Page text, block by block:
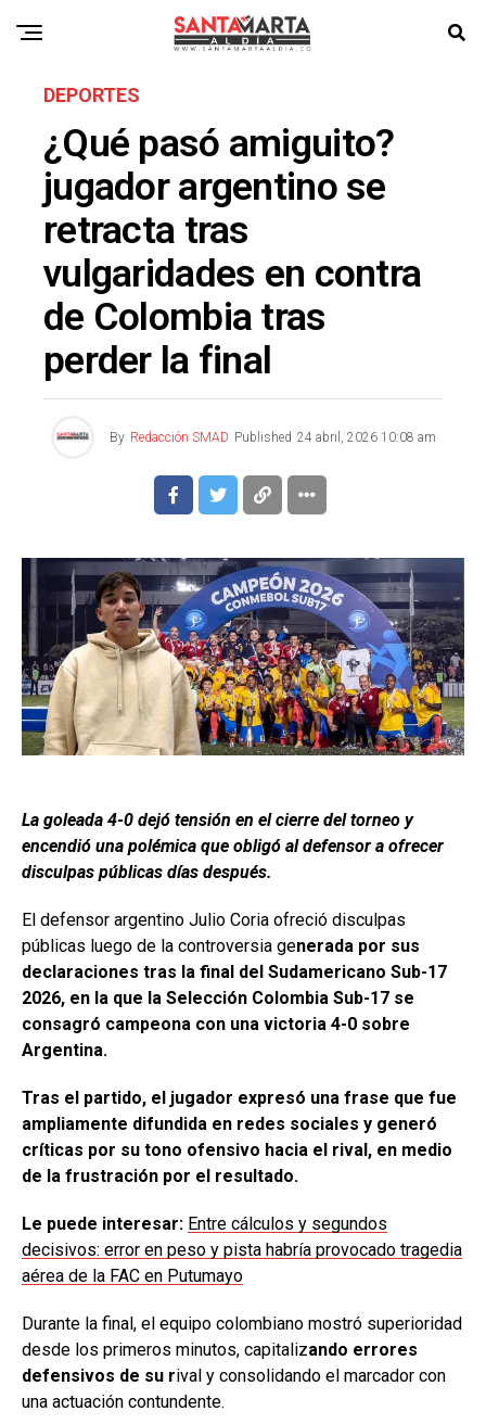
DEPORTES
¿Qué pasó amiguito?
jugador argentino se
retracta tras
vulgaridades en contra
de Colombia tras
perder la final
By Redacción SMAD Published 24 abril, 2026 10:08 am
La goleada 4-0 dejó tensión en el cierre del torneo y
encendió una polémica que obligó al defensor a ofrecer
disculpas públicas días después.
El defensor argentino Julio Coria ofreció disculpas
públicas luego de la controversia generada por sus
declaraciones tras la final del Sudamericano Sub-17
2026, en la que la Selección Colombia Sub-17 se
consagró campeona con una victoria 4-0 sobre
Argentina.
Tras el partido, el jugador expresó una frase que fue
ampliamente difundida en redes sociales y generó
críticas por su tono ofensivo hacia el rival, en medio
de la frustración por el resultado.
Le puede interesar: Entre cálculos y segundos
decisivos: error en peso y pista habría provocado tragedia
aérea de la FAC en Putumayo
Durante la final, el equipo colombiano mostró superioridad
desde los primeros minutos, capitalizando errores
defensivos de su rival y consolidando el marcador con
una actuación contundente.